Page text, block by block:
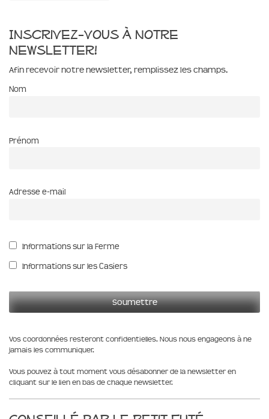
Inscrivez-vous à notre
newsletter!
Afin recevoir notre newsletter, remplissez les champs.
Nom
Prénom
Adresse e-mail
Informations sur la Ferme
Informations sur les Casiers
Vos coordonnées resteront confidentielles. Nous nous engageons à ne
jamais les communiquer.
Vous pouvez à tout moment vous désabonner de la newsletter en
cliquant sur le lien en bas de chaque newsletter.